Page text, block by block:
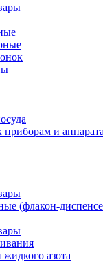
приборам и
(флакон-
азота